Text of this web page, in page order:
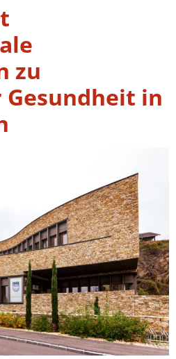
zu
Gesundheit in